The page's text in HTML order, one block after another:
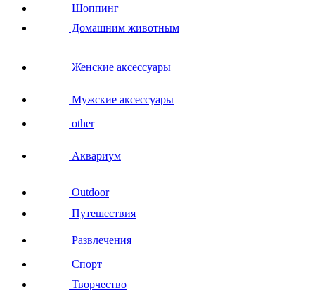
Шоппинг
Домашним животным
Женские аксессуары
Мужские аксессуары
other
Аквариум
Outdoor
Путешествия
Развлечения
Спорт
Творчество